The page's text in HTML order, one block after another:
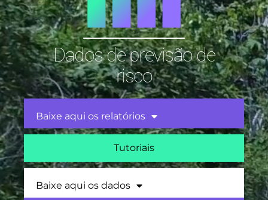
Dados de previsão de
risco
Baixe aqui os relatórios
Tutoriais
Baixe aqui os dados